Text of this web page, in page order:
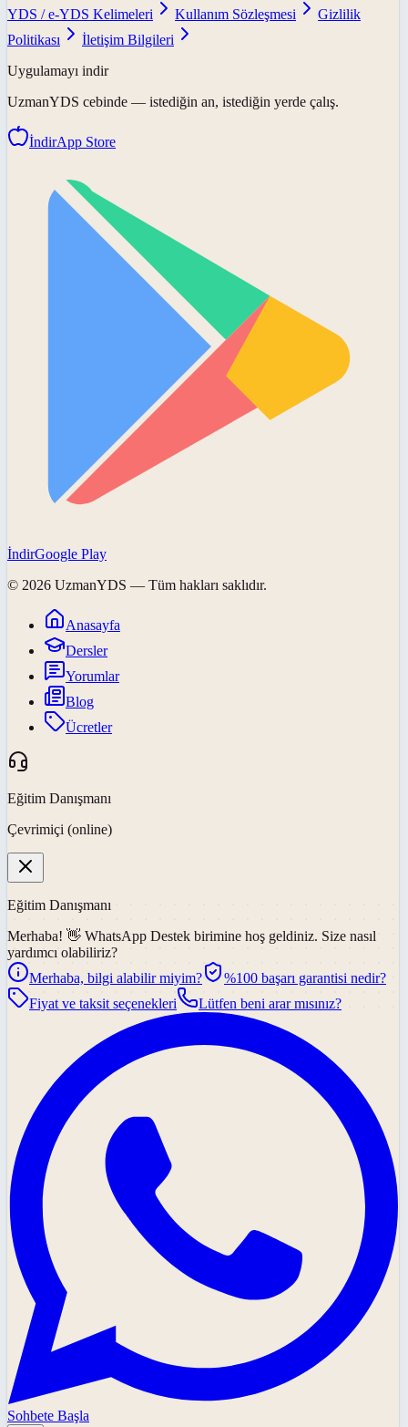
YDS / e-YDS Kelimeleri
Kullanım Sözleşmesi
Gizlilik
Politikası
İletişim Bilgileri
Uygulamayı indir
UzmanYDS cebinde — istediğin an, istediğin yerde çalış.
İndirApp Store
İndirGoogle Play
© 2026 UzmanYDS — Tüm hakları saklıdır.
Anasayfa
Dersler
Yorumlar
Blog
Ücretler
Eğitim Danışmanı
Çevrimiçi (online)
Eğitim Danışmanı
Merhaba! 👋 WhatsApp Destek birimine hoş geldiniz. Size nasıl
yardımcı olabiliriz?
Merhaba, bilgi alabilir miyim?
%100 başarı garantisi nedir?
Fiyat ve taksit seçenekleri
Lütfen beni arar mısınız?
Sohbete Başla